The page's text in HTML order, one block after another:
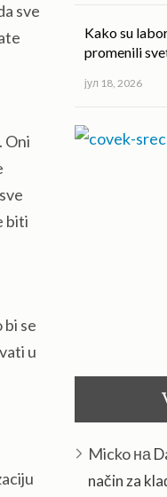
sve
Oni
biti
se
u
Kako su
promenili
јул 18, 2026
Mickoна
način za